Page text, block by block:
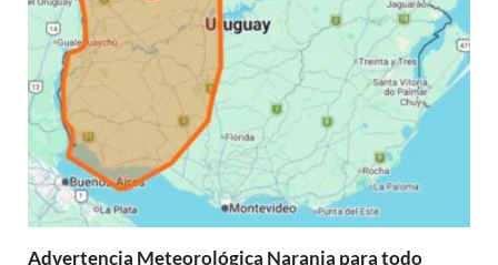
Advertencia Meteorológica Naranja para todo